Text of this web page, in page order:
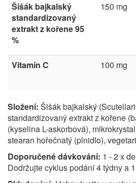
Šišák bajkalský
standardizovaný
extrakt z kořene 95
%
150 mg
Vitamín C 100 mg
Složení: Šišák bajkalský
standardizovaný extrakt z kořene
(kyselina L-askorbová),
stearan hořečnatý (plnidlo),
Doporučené dávkování: 1 - 2 x
Dodržujte cyklus podání 4 týdny a